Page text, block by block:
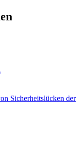
Sicherheitslücken der